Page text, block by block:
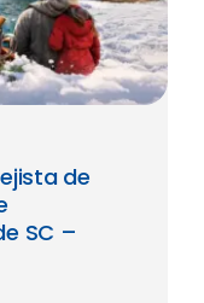
de
SC –